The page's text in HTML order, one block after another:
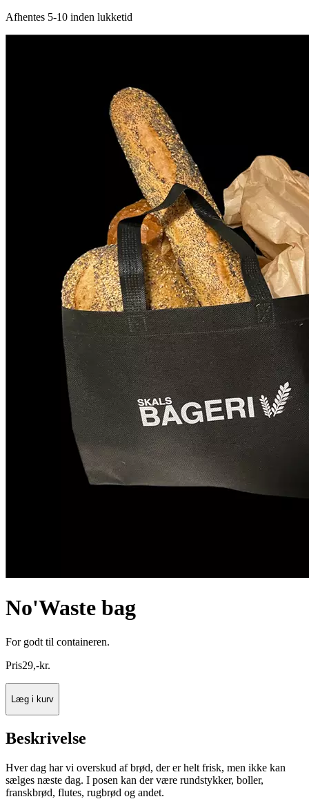
Afhentes 5-10 inden lukketid
No'Waste bag
For godt til containeren.
Pris29,-kr.
Læg i kurv
Beskrivelse
Hver dag har vi overskud af brød, der er helt frisk, men ikke kan
sælges næste dag. I posen kan der være rundstykker, boller,
franskbrød, flutes, rugbrød og andet.